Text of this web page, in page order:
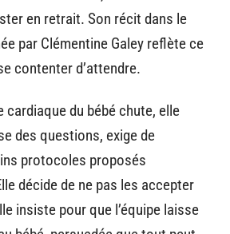
en retrait. Son récit dans le
par Clémentine Galey reflète ce
contenter d’attendre.
cardiaque du bébé chute, elle
des questions, exige de
protocoles proposés
décide de ne pas les accepter
insiste pour que l’équipe laisse